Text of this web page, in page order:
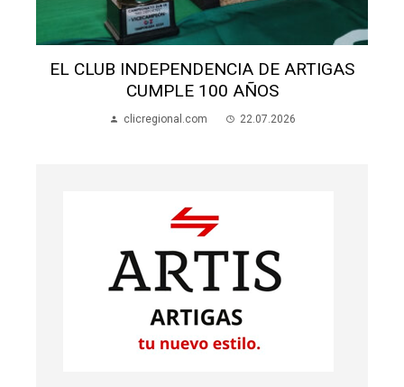
EL CLUB INDEPENDENCIA DE ARTIGAS
CUMPLE 100 AÑOS
clicregional.com 22.07.2026